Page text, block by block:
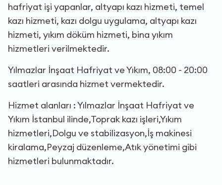
hafriyat işi yapanlar, altyapı kazı hizmeti, temel
kazı hizmeti, kazı dolgu uygulama, altyapı kazı
hizmeti, yıkım döküm hizmeti, bina yıkım
hizmetleri verilmektedir.
Yılmazlar İnşaat Hafriyat ve Yıkım, 08:00 - 20:00
saatleri arasında hizmet vermektedir.
Hizmet alanları : Yılmazlar İnşaat Hafriyat ve
Yıkım İstanbul ilinde,Toprak kazı işleri,Yıkım
hizmetleri,Dolgu ve stabilizasyon,İş makinesi
kiralama,Peyzaj düzenleme,Atık yönetimi gibi
hizmetleri bulunmaktadır.